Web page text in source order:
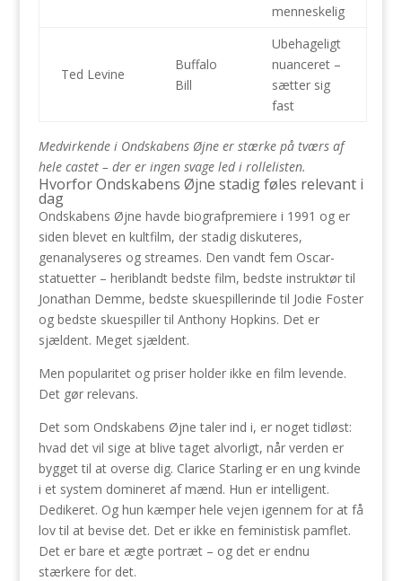
menneskelig
Ted Levine
Buffalo
Bill
Ubehageligt
nuanceret –
sætter sig
fast
Medvirkende i Ondskabens Øjne er stærke på tværs af
hele castet – der er ingen svage led i rollelisten.
Hvorfor Ondskabens Øjne stadig føles relevant i
dag
Ondskabens Øjne havde biografpremiere i 1991 og er
siden blevet en kultfilm, der stadig diskuteres,
genanalyseres og streames. Den vandt fem Oscar-
statuetter – heriblandt bedste film, bedste instruktør til
Jonathan Demme, bedste skuespillerinde til Jodie Foster
og bedste skuespiller til Anthony Hopkins. Det er
sjældent. Meget sjældent.
Men popularitet og priser holder ikke en film levende.
Det gør relevans.
Det som Ondskabens Øjne taler ind i, er noget tidløst:
hvad det vil sige at blive taget alvorligt, når verden er
bygget til at overse dig. Clarice Starling er en ung kvinde
i et system domineret af mænd. Hun er intelligent.
Dedikeret. Og hun kæmper hele vejen igennem for at få
lov til at bevise det. Det er ikke en feministisk pamflet.
Det er bare et ægte portræt – og det er endnu
stærkere for det.